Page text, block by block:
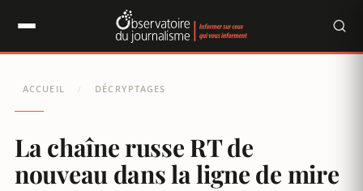
ACCUEIL / DÉCRYPTAGES
La chaîne russe RT de
nouveau dans la ligne de mire
Panneau de gestion des cookies